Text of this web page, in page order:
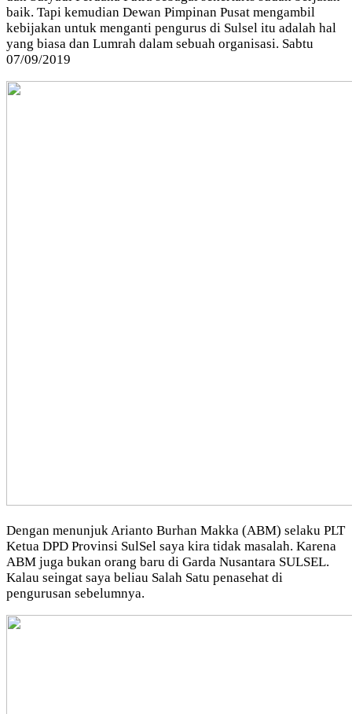
baik. Tapi kemudian Dewan Pimpinan Pusat mengambil
kebijakan untuk menganti pengurus di Sulsel itu adalah hal
yang biasa dan Lumrah dalam sebuah organisasi. Sabtu
07/09/2019
Dengan menunjuk Arianto Burhan Makka (ABM) selaku PLT
Ketua DPD Provinsi SulSel saya kira tidak masalah. Karena
ABM juga bukan orang baru di Garda Nusantara SULSEL.
Kalau seingat saya beliau Salah Satu penasehat di
pengurusan sebelumnya.